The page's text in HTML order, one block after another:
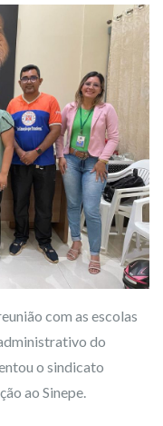
com as escolas
do
o sindicato
ao Sinepe.